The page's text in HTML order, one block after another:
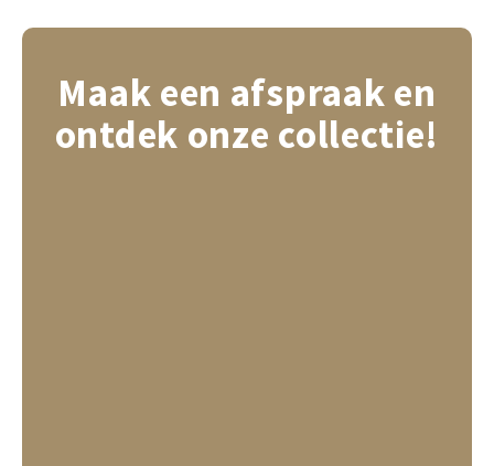
Maak een afspraak en
ontdek onze collectie!